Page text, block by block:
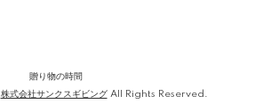
贈り物の時間
株式会社サンクスギビングAll Rights Reserved.